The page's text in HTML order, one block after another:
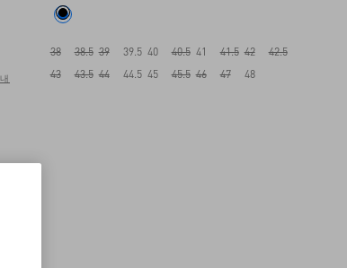
38 38.5 39 39.5 40 40.5 41 41.5 42
42.5
43
43.5 44 44.5 45 45.5 46 47 48